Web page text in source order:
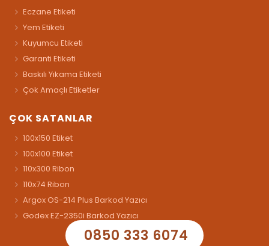
Eczane Etiketi
Yem Etiketi
Kuyumcu Etiketi
Garanti Etiketi
Baskılı Yıkama Etiketi
Çok Amaçlı Etiketler
ÇOK SATANLAR
100x150 Etiket
100x100 Etiket
110x300 Ribon
110x74 Ribon
Argox OS-214 Plus Barkod Yazıcı
Godex EZ-2350i Barkod Yazıcı
0850 333 6074